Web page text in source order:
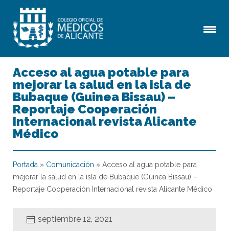
Acceso al agua potable para
mejorar la salud en la isla de
Bubaque (Guinea Bissau) –
Reportaje Cooperación
Internacional revista Alicante
Médico
Portada » Comunicación » Acceso al agua potable para
mejorar la salud en la isla de Bubaque (Guinea Bissau) –
Reportaje Cooperación Internacional revista Alicante Médico
septiembre 12, 2021